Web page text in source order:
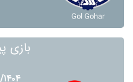
Gol Gohar
بازی